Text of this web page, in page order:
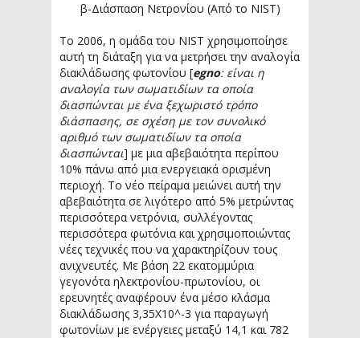
β-Διάσπαση Νετρονίου (Από το NIST)
Το 2006, η ομάδα του NIST χρησιμοποίησε
αυτή τη διάταξη για να μετρήσει την αναλογία
διακλάδωσης φωτονίου [egno: είναι η
αναλογία των σωματιδίων τα οποία
διασπώνται με ένα ξεχωριστό τρόπο
διάσπασης, σε σχέση με τον συνολικό
αριθμό των σωματιδίων τα οποία
διασπώνται] με μια αβεβαιότητα περίπου
10% πάνω από μια ενεργειακά ορισμένη
περιοχή. Το νέο πείραμα μειώνει αυτή την
αβεβαιότητα σε λιγότερο από 5% μετρώντας
περισσότερα νετρόνια, συλλέγοντας
περισσότερα φωτόνια και χρησιμοποιώντας
νέες τεχνικές που να χαρακτηρίζουν τους
ανιχνευτές. Με βάση 22 εκατομμύρια
γεγονότα ηλεκτρονίου-πρωτονίου, οι
ερευνητές αναφέρουν ένα μέσο κλάσμα
διακλάδωσης 3,35X10^-3 για παραγωγή
φωτονίων με ενέργειες μεταξύ 14,1 και 782